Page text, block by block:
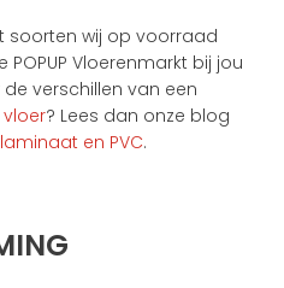
soorten wij op voorraad
Vloerenmarkt bij jou
verschillen van een
vloer? Lees dan onze blog
en PVC.